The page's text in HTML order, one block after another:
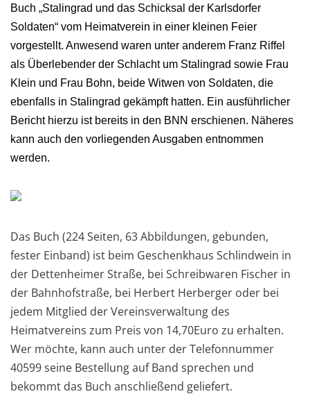
Buch „Stalingrad und das Schicksal der Karlsdorfer
Soldaten“ vom Heimatverein in einer kleinen Feier
vorgestellt. Anwesend waren unter anderem Franz Riffel
als Überlebender der Schlacht um Stalingrad sowie Frau
Klein und Frau Bohn, beide Witwen von Soldaten, die
ebenfalls in Stalingrad gekämpft hatten. Ein ausführlicher
Bericht hierzu ist bereits in den BNN erschienen. Näheres
kann auch den vorliegenden Ausgaben entnommen
werden.
Das Buch (224 Seiten, 63 Abbildungen, gebunden,
fester Einband) ist beim Geschenkhaus Schlindwein in
der Dettenheimer Straße, bei Schreibwaren Fischer in
der Bahnhofstraße, bei Herbert Herberger oder bei
jedem Mitglied der Vereinsverwaltung des
Heimatvereins zum Preis von 14,70Euro zu erhalten.
Wer möchte, kann auch unter der Telefonnummer
40599 seine Bestellung auf Band sprechen und
bekommt das Buch anschließend geliefert.